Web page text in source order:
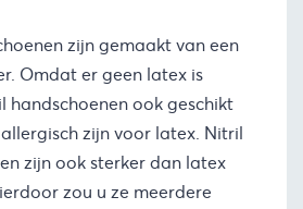
zijn gemaakt van een
Omdat er geen latex is
handschoenen ook geschikt
zijn voor latex. Nitril
zijn ook sterker dan latex
zou u ze meerdere